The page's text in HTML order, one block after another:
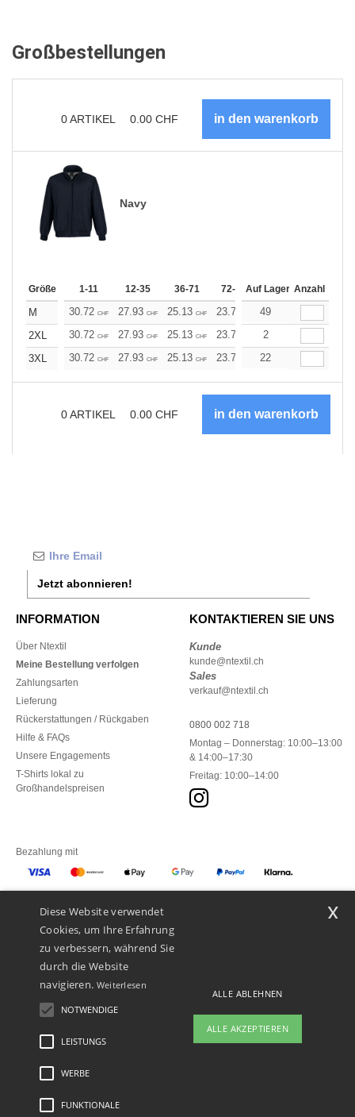
Großbestellungen
0ARTIKEL 0.00 CHF
Navy
Größe 1-11 12-35 36-71 72-143 144-287 288 +
Auf Lager Anzahl
M 30.72 CHF 27.93 CHF 25.13 CHF 23.74 22.34
49
2XL
30.72 CHF 27.93 CHF 25.13 CHF 23.74 22.34
2
3XL
30.72 CHF 27.93 CHF 25.13 CHF 23.74 22.34
22
0ARTIKEL 0.00 CHF
Jetzt abonnieren!
INFORMATION
Über Ntextil
Meine Bestellung verfolgen
Zahlungsarten
Lieferung
Rückerstattungen / Rückgaben
Hilfe & FAQs
Unsere Engagements
T-Shirts lokal zu
Großhandelspreisen
KONTAKTIEREN SIE UNS
Kunde
kunde@ntextil.ch
Sales
verkauf@ntextil.ch
0800 002 718
Montag – Donnerstag: 10:00–13:00
& 14:00–17:30
Freitag: 10:00–14:00
Bezahlung mit
Unsere Paketzusteller
Rechtliche Hinweise
Diese Website verwendet
Cookies, um Ihre Erfahrung
zu verbessern, während Sie
durch die Website
navigieren. Weiterlesen
NOTWENDIGE
LEISTUNGS
WERBE
FUNKTIONALE
ALLE ABLEHNEN
ALLE AKZEPTIEREN
x